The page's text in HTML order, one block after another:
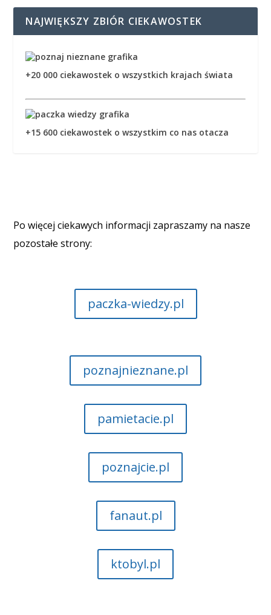
NAJWIĘKSZY ZBIÓR CIEKAWOSTEK
+20 000 ciekawostek o wszystkich krajach świata
+15 600 ciekawostek o wszystkim co nas otacza
Po więcej ciekawych informacji zapraszamy na nasze
pozostałe strony:
paczka-wiedzy.pl
poznajnieznane.pl
pamietacie.pl
poznajcie.pl
fanaut.pl
ktobyl.pl